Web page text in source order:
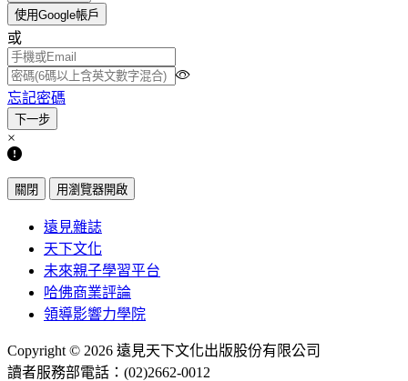
使用Google帳戶
或
忘記密碼
×
關閉 用瀏覽器開啟
遠見雜誌
天下文化
未來親子學習平台
哈佛商業評論
領導影響力學院
Copyright © 2026 遠見天下文化出版股份有限公司
讀者服務部電話：(02)2662-0012